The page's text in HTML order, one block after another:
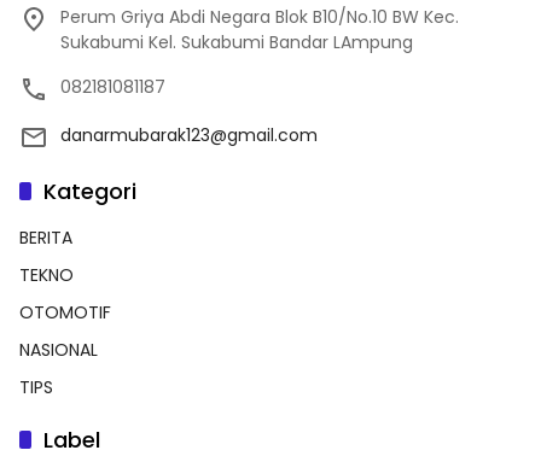
Perum Griya Abdi Negara Blok B10/No.10 BW Kec.
Sukabumi Kel. Sukabumi Bandar LAmpung
082181081187
danarmubarak123@gmail.com
Kategori
BERITA
TEKNO
OTOMOTIF
NASIONAL
TIPS
Label